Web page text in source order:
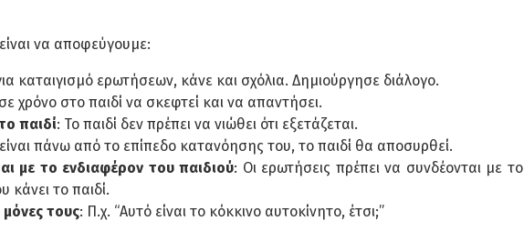
να αποφεύγουμε:
καταιγισμό ερωτήσεων, κάνε και σχόλια. Δημιούργησε διάλογο.
χρόνο στο παιδί να σκεφτεί και να απαντήσει.
παιδί: Το παιδί δεν πρέπει να νιώθει ότι εξετάζεται.
πάνω από το επίπεδο κατανόησης του, το παιδί θα αποσυρθεί.
με το ενδιαφέρον του παιδιού: Οι ερωτήσεις πρέπει να συνδέονται με το
κάνει το παιδί.
τους: Π.χ. “Αυτό είναι το κόκκινο αυτοκίνητο, έτσι;”